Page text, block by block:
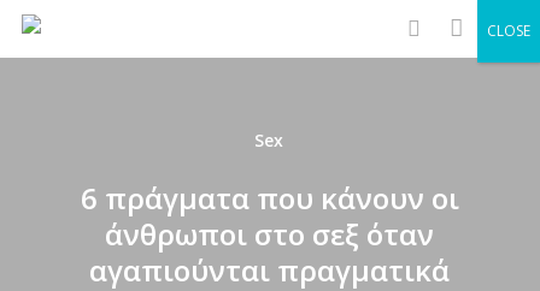
Skip
search
Sex
6 πράγματα που κάνουν οι
άνθρωποι στο σεξ όταν
αγαπιούνται πραγματικά
CLOSE